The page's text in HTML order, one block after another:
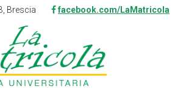
Brescia facebook.com/LaMatricola